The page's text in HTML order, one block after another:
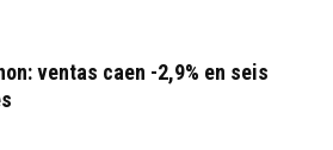
ventas caen -2,9% en seis